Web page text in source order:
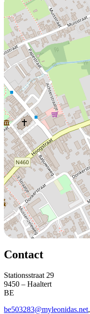
Contact
Stationsstraat 29
9450 – Haaltert
BE
be503283@myleonidas.net,